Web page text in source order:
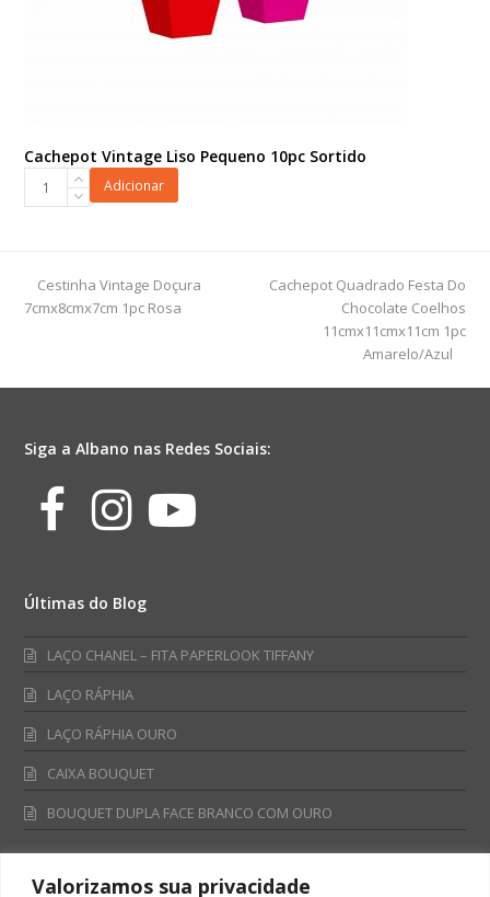
Valorizamos sua privacidade
Cachepot Vintage Liso Pequeno 10pc Sortido
Cachepot
Sortido
quantidade
Adicionar
previous
post:
Cestinha Vintage Doçura
7cmx8cmx7cm 1pc Rosa
next
Cachepot Quadrado Festa Do
Chocolate Coelhos
11cmx11cmx11cm 1pc
Amarelo/Azul
Siga a Albano nas Redes Sociais:
Facebook
Instagram
Youtube
Últimas do Blog
LAÇO CHANEL – FITA PAPERLOOK TIFFANY
LAÇO RÁPHIA
LAÇO RÁPHIA OURO
CAIXA BOUQUET
BOUQUET DUPLA FACE BRANCO COM OURO